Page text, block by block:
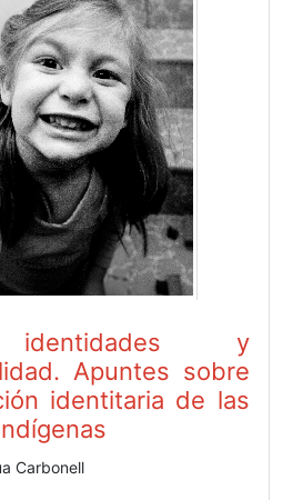
identidades y
Apuntes sobre
identitaria de las
Carbonell